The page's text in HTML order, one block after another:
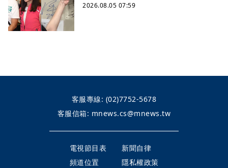
2026.08.05 07:59
客服專線: (02)7752-5678
客服信箱: mnews.cs@mnews.tw
電視節目表
新聞自律
頻道位置
隱私權政策